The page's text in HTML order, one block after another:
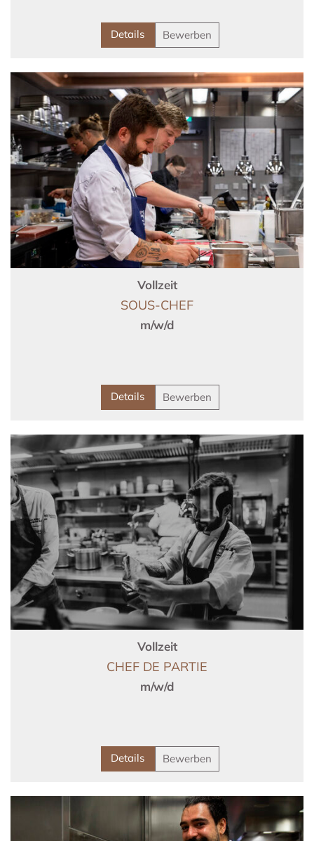
Details Bewerben
Vollzeit
SOUS-CHEF
m/w/d
Details Bewerben
Vollzeit
CHEF DE PARTIE
m/w/d
Details Bewerben